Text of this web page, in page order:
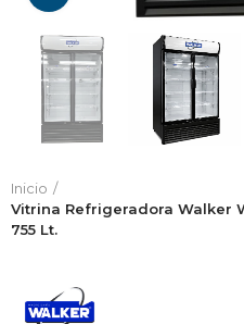
Inicio
Vitrina Refrigeradora Walker
755 Lt.